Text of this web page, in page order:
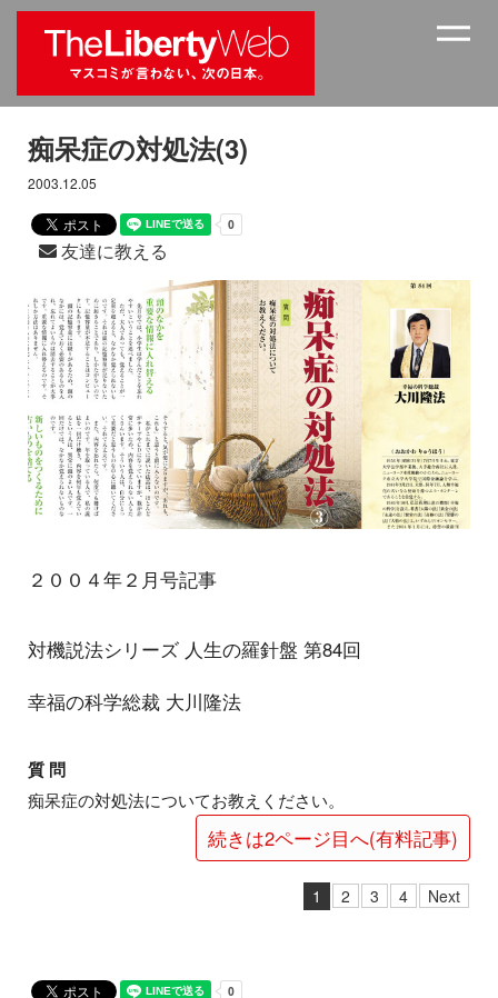
痴呆症の対処法(3)
2003.12.05
友達に教える
２００４年２月号記事
対機説法シリーズ 人生の羅針盤 第84回
幸福の科学総裁 大川隆法
質 問
痴呆症の対処法についてお教えください。
続きは2ページ目へ(有料記事)
1 2 3 4 Next